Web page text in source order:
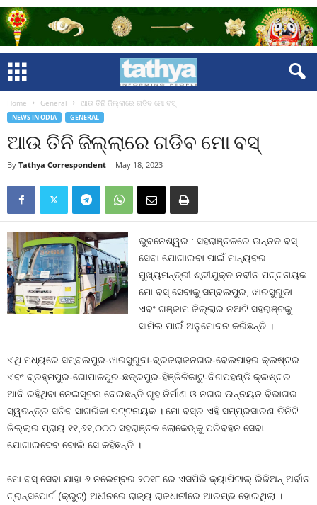
Home General ଆଉ ତିନି ଜିଲ୍ଲାରେ ଗଡିବ ମୋ ବସ୍‍
NEWS IN ODIA GENERAL
ଆଉ ତିନି ଜିଲ୍ଲାରେ ଗଡିବ ମୋ ବସ୍‍
By Tathya Correspondent - May 18, 2023
ଭୁବନେଶ୍ୱର : ସହରାଞ୍ଚଳରେ ଉନ୍ନତ ବସ୍
ସେବା ଯୋଗାଇବା ପାଇଁ ମାନ୍ୟବର
ମୁଖ୍ୟମନ୍ତ୍ରୀ ଶ୍ରୀଯୁକ୍ତ ନବୀନ ପଟ୍ଟନାୟକ
ମୋ ବସ୍ ସେବାକୁ ସମ୍ବଲପୁର, ଝାରସୁଗୁଡା
ଏବଂ ଗଞ୍ଜାମ ଜିଲ୍ଲାର ନଅଟି ସହରାଞ୍ଚକୁ
ସାମିଲ ପାଇଁ ଅନୁମୋଦନ କରିଛନ୍ତି ।
ଏଥି ମଧ୍ୟରେ ସମ୍ବଲପୁର-ଝାରସୁଗୁଦା-ବ୍ରଜରାଜନଗର-ବେଲପାହର କ୍ଲଷ୍ଟର
ଏବଂ ବ୍ରହ୍ମପୁର-ଗୋପାଳପୁର-ଛତ୍ରପୁର-ହିଞ୍ଜିଳିକାଟୁ-ଦିଗପହଣ୍ଡି କ୍ଲଷ୍ଟର
ଆଦି ରହିଥିବା ନେଇସୂଚନା ଦେଇଛନ୍ତି ଗୃହ ନିର୍ମାଣ ଓ ନଗର ଉନ୍ନୟନ ବିଭାଗର
ସ୍ୱତନ୍ତ୍ର ସଚିବ ସାଗରିକା ପଟ୍ଟନାୟକ । ମୋ ବସ୍‌ର ଏହି ସମ୍ପ୍ରସାରଣ ତିନିଟି
ଜିଲ୍ଲାର ପ୍ରାୟ ୧୧,୬୧,୦୦୦ ସହରାଞ୍ଚଳ ଲୋକେଙ୍କୁ ପରିବହନ ସେବା
ଯୋଗାଇଦେବ ବୋଲି ସେ କହିଛନ୍ତି ।
ମୋ ବସ୍ ସେବା ଯାହା ୬ ନଭେମ୍ବର ୨୦୧୮ ରେ ଏସପିଭି କ୍ୟାପିଟାଲ୍ ରିଜିଅନ୍ ଅର୍ବାନ
ଟ୍ରାନ୍ସପୋର୍ଟ (କ୍ରୁଟ୍‍) ଅଧୀନରେ ରାଜ୍ୟ ରାଜଧାନୀରେ ଆରମ୍ଭ ହୋଇଥିଲା ।